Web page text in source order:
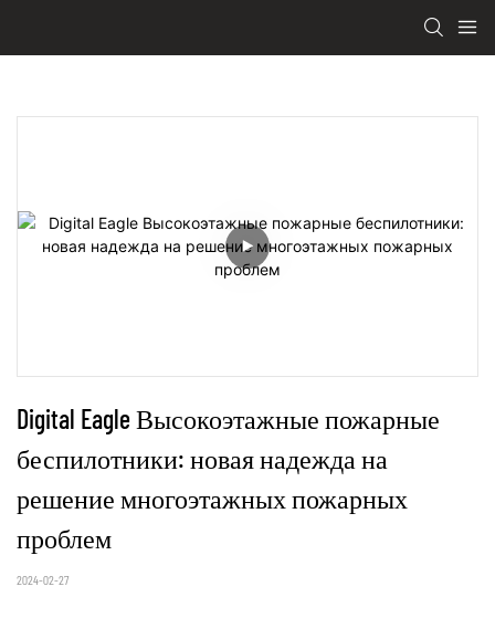
Digital Eagle Высокоэтажные пожарные
беспилотники: новая надежда на
решение многоэтажных пожарных
проблем
2024-02-27